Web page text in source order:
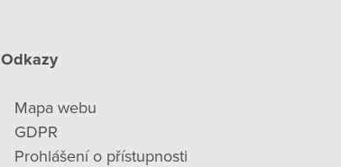
Odkazy
Mapa webu
GDPR
Prohlášení o přístupnosti